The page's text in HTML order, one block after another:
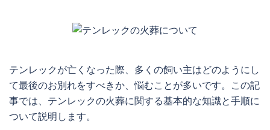
テンレックが亡くなった際、多くの飼い主はどのようにし
て最後のお別れをすべきか、悩むことが多いです。この記
事では、テンレックの火葬に関する基本的な知識と手順に
ついて説明します。